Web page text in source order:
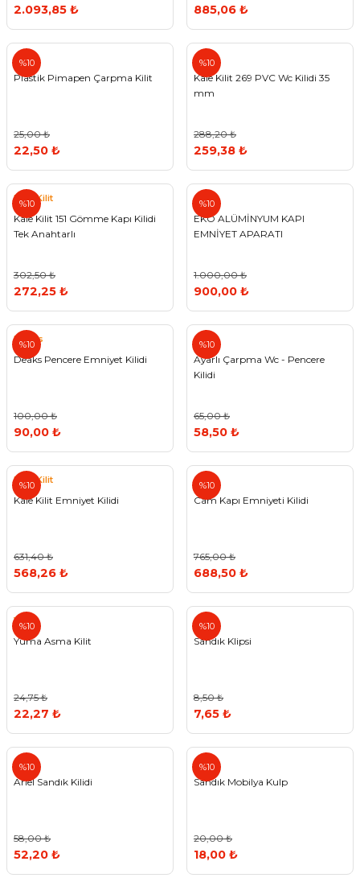
2.093,85 ₺ 885,06 ₺
%10
Plastik Pimapen Çarpma Kilit
25,00 ₺
22,50 ₺
%10
Kale Kilit 269 PVC Wc Kilidi 35
mm
288,20 ₺
259,38 ₺
%10
Kale Kilit
Kale Kilit 151 Gömme Kapı Kilidi
Tek Anahtarlı
302,50 ₺
272,25 ₺
%10
Otek
EKO ALÜMİNYUM KAPI
EMNİYET APARATI
1.000,00 ₺
900,00 ₺
%10
Deaks
Deaks Pencere Emniyet Kilidi
100,00 ₺
90,00 ₺
%10
Ayarlı Çarpma Wc - Pencere
Kilidi
65,00 ₺
58,50 ₺
%10
Kale Kilit
Kale Kilit Emniyet Kilidi
631,40 ₺
568,26 ₺
%10
Cam Kapı Emniyeti Kilidi
765,00 ₺
688,50 ₺
%10
Yuma
Yuma Asma Kilit
24,75 ₺
22,27 ₺
%10
Sandık Klipsi
8,50 ₺
7,65 ₺
%10
Arıel
Arıel Sandık Kilidi
58,00 ₺
52,20 ₺
%10
Sandık Mobilya Kulp
20,00 ₺
18,00 ₺